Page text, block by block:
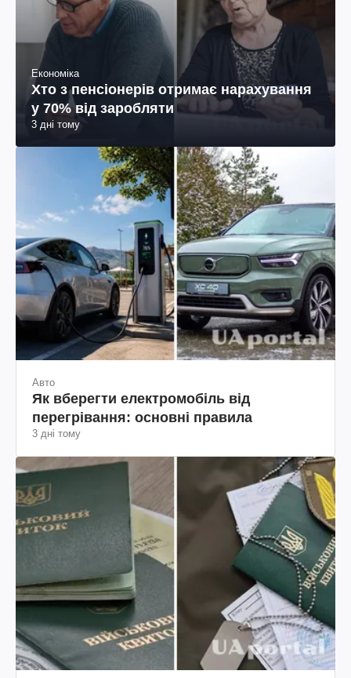
Економіка
Хто з пенсіонерів отримає нарахування
у 70% від заробляти
3 дні тому
Авто
Як вберегти електромобіль від
перегрівання: основні правила
3 дні тому